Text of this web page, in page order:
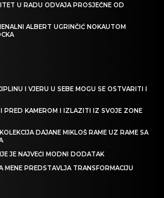
U RADU ODVAJA PROSJEČNE OD
ALBERT UGRINČIĆ NOKAUTOM
I VJERU U SEBE MOGU SE OSTVARITI I
PRED KAMEROM I IZLAZITI IZ SVOJE ZONE
DAJANE MIKLOŠ RAME UZ RAME SA
JE NAJVEĆI MODNI DODATAK
MENE PREDSTAVLJA TRANSFORMACIJU